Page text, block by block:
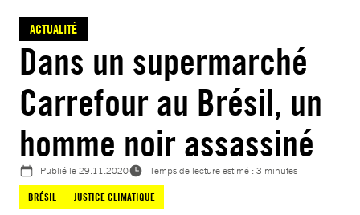
ACTUALITÉ
Dans un supermarché
Carrefour au Brésil, un
homme noir assassiné
Publié le29.11.2020
Temps de lecture estimé : 3 minutes
BRÉSIL
JUSTICE CLIMATIQUE